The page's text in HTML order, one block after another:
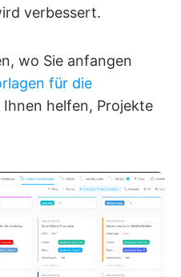
verbessert.
wo Sie anfangen
für die
Ihnen helfen, Projekte